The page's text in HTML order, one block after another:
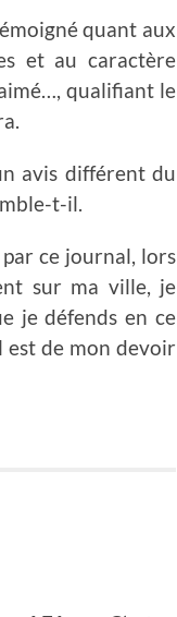
quant aux
et au caractère
qualifiant le
avis différent du
t-il.
par ce journal, lors
sur ma ville, je
je défends en ce
est de mon devoir